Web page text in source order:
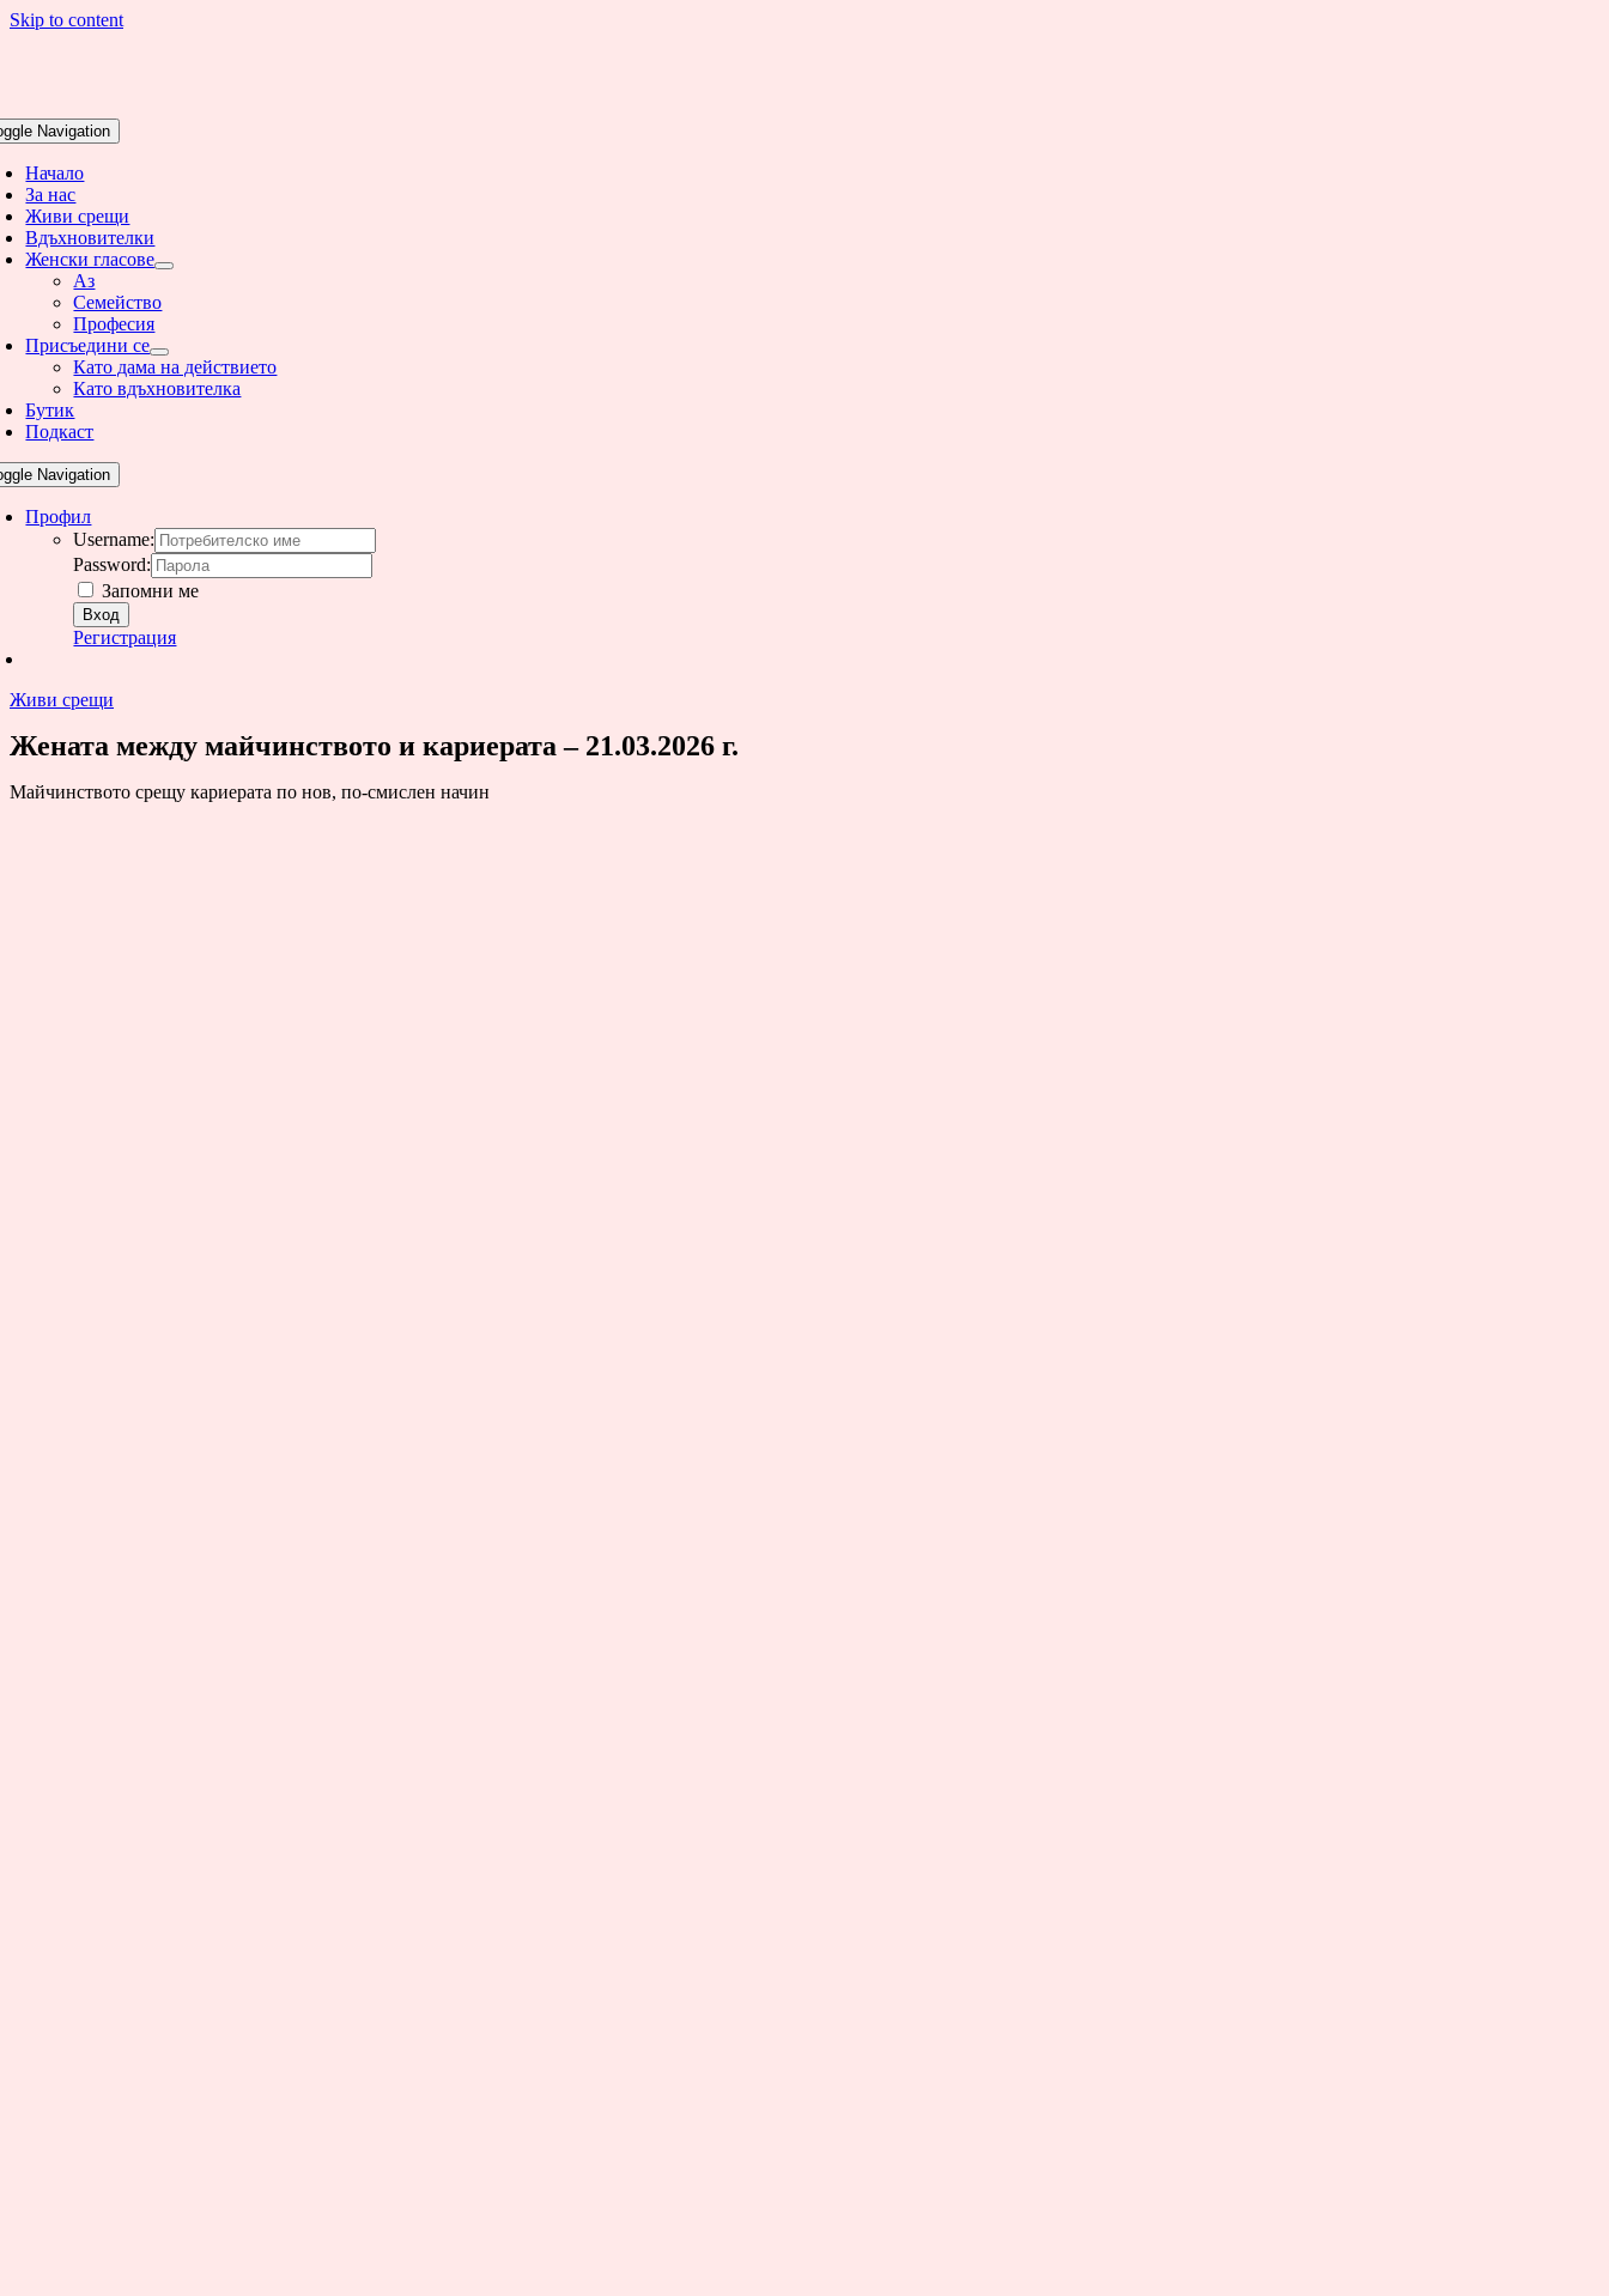
Skip to content
Navigation
Начало
За нас
Живи срещи
Вдъхновителки
Женски гласове
Аз
Семейство
Професия
Присъедини се
Като дама на действието
Като вдъхновителка
Бутик
Подкаст
Navigation
Профил
Username:
Password:
Запомни ме
Регистрация
Живи срещи
Жената между майчинството и кариерата – 21.03.2026 г.
Майчинството срещу кариерата по нов, по-смислен начин